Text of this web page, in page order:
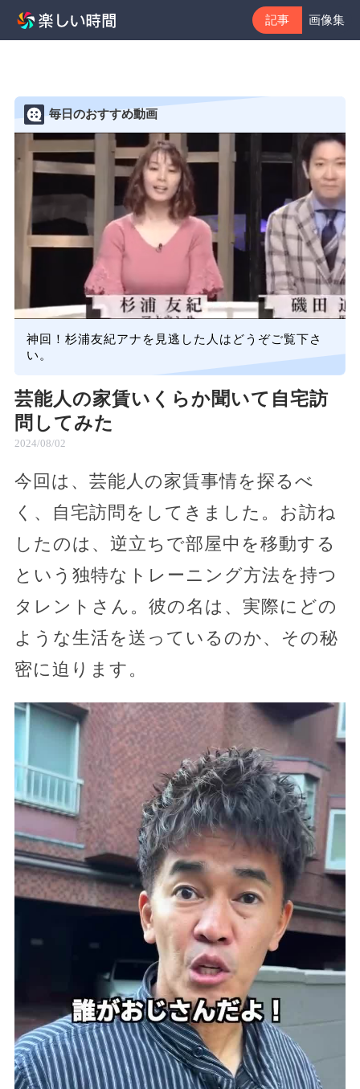
記事 画像集
毎日のおすすめ動画
神回！杉浦友紀アナを見逃した人はどうぞご覧下さ
い。
芸能人の家賃いくらか聞いて自宅訪
問してみた
2024/08/02
今回は、芸能人の家賃事情を探るべ
く、自宅訪問をしてきました。お訪ね
したのは、逆立ちで部屋中を移動する
という独特なトレーニング方法を持つ
タレントさん。彼の名は、実際にどの
ような生活を送っているのか、その秘
密に迫ります。